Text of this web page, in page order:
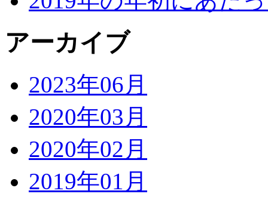
アーカイブ
2023年06月
2020年03月
2020年02月
2019年01月